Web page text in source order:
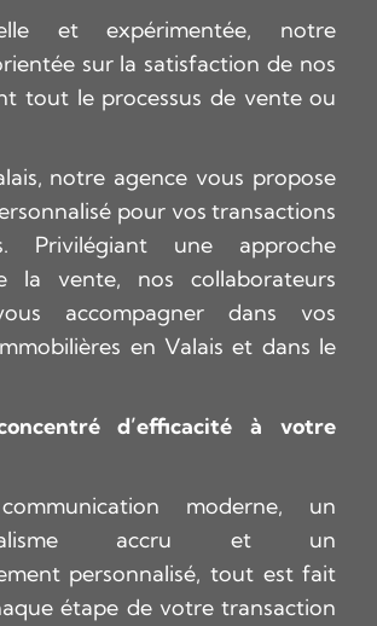
et expérimentée, notre
sur la satisfaction de nos
tout le processus de vente ou
notre agence vous propose
pour vos transactions
Privilégiant une approche
la vente, nos collaborateurs
accompagner dans vos
en Valais et dans le
d’efficacité à votre
moderne, un
accru et un
personnalisé, tout est fait
étape de votre transaction